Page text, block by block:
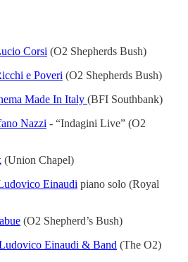
Corsi (O2 Shepherds Bush)
e Poveri (O2 Shepherds Bush)
Made In Italy (BFI Southbank)
Nazzi - “Indagini Live” (O2
(Union Chapel)
Einaudi piano solo (Royal
(O2 Shepherd’s Bush)
Einaudi & Band (The O2)